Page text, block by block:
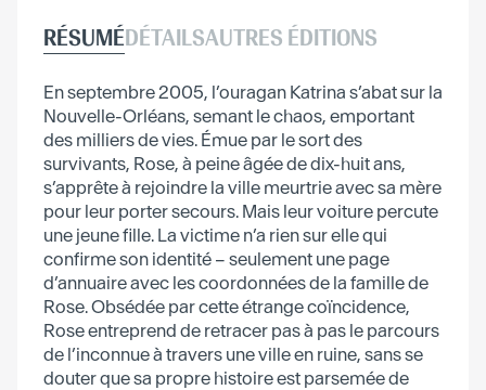
RÉSUMÉDÉTAILSAUTRES ÉDITIONS
En septembre 2005, l’ouragan Katrina s’abat sur la
Nouvelle-Orléans, semant le chaos, emportant
des milliers de vies. Émue par le sort des
survivants, Rose, à peine âgée de dix-huit ans,
s’apprête à rejoindre la ville meurtrie avec sa mère
pour leur porter secours. Mais leur voiture percute
une jeune fille. La victime n’a rien sur elle qui
confirme son identité – seulement une page
d’annuaire avec les coordonnées de la famille de
Rose. Obsédée par cette étrange coïncidence,
Rose entreprend de retracer pas à pas le parcours
de l’inconnue à travers une ville en ruine, sans se
douter que sa propre histoire est parsemée de